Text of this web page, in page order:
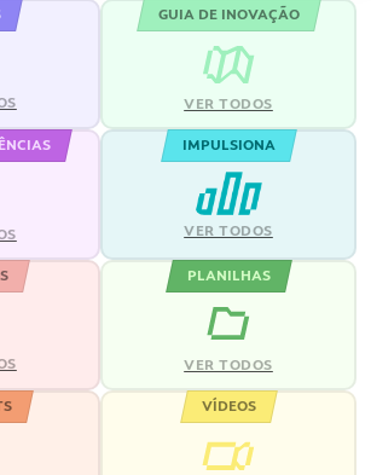
GUIA DE INOVAÇÃO
VER TODOS
IMPULSIONA
VER TODOS
PLANILHAS
VER TODOS
VÍDEOS